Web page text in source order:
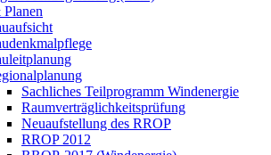
Sachliches Teilprogramm Windenergie
Raumverträglichkeitsprüfung
Neuaufstellung des RROP
RROP 2012